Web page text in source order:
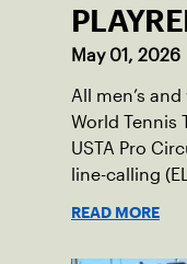
May 01, 2026
All men’s
World Tennis
USTA Pro
line-calling
READ MORE